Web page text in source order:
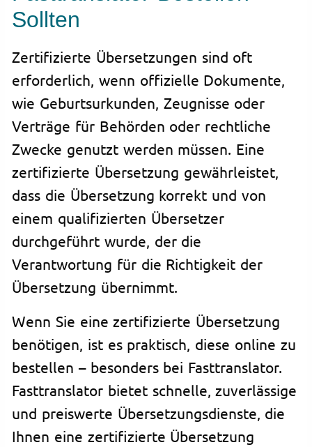
Sollten
Zertifizierte Übersetzungen sind oft
erforderlich, wenn offizielle Dokumente,
wie Geburtsurkunden, Zeugnisse oder
Verträge für Behörden oder rechtliche
Zwecke genutzt werden müssen. Eine
zertifizierte Übersetzung gewährleistet,
dass die Übersetzung korrekt und von
einem qualifizierten Übersetzer
durchgeführt wurde, der die
Verantwortung für die Richtigkeit der
Übersetzung übernimmt.
Wenn Sie eine zertifizierte Übersetzung
benötigen, ist es praktisch, diese online zu
bestellen – besonders bei Fasttranslator.
Fasttranslator bietet schnelle, zuverlässige
und preiswerte Übersetzungsdienste, die
Ihnen eine zertifizierte Übersetzung